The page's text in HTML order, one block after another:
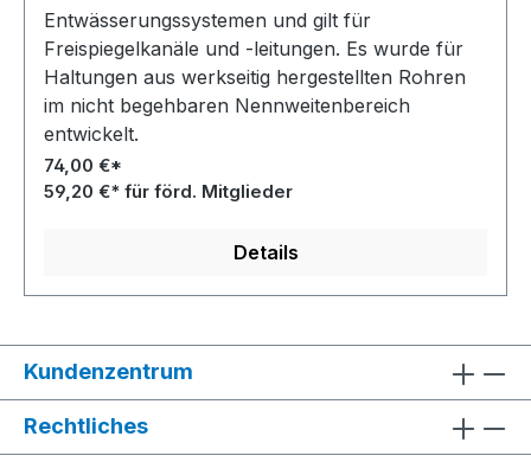
Entwässerungssystemen und gilt für
Freispiegelkanäle und -leitungen. Es wurde für
Haltungen aus werkseitig hergestellten Rohren
im nicht begehbaren Nennweitenbereich
entwickelt.
74,00 €*
59,20 €* für förd. Mitglieder
Details
Kundenzentrum
Rechtliches